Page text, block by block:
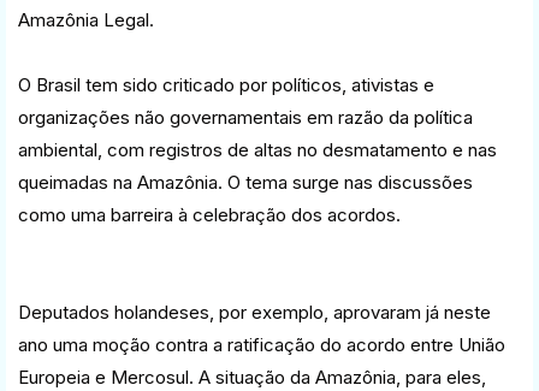
Amazônia Legal.
O Brasil tem sido criticado por políticos, ativistas e
organizações não governamentais em razão da política
ambiental, com registros de altas no desmatamento e nas
queimadas na Amazônia. O tema surge nas discussões
como uma barreira à celebração dos acordos.
Deputados holandeses, por exemplo, aprovaram já neste
ano uma moção contra a ratificação do acordo entre União
Europeia e Mercosul. A situação da Amazônia, para eles,